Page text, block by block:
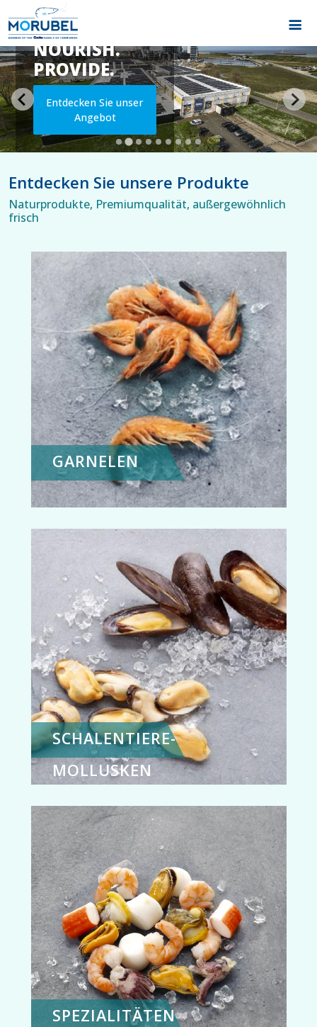
CULTIVATE.
NOURISH.
PROVIDE.
Entdecken Sie unser
Angebot
Entdecken Sie unsere Produkte
Naturprodukte, Premiumqualität, außergewöhnlich
frisch
GARNELEN
SCHALENTIERE-
MOLLUSKEN
SPEZIALITÄTEN